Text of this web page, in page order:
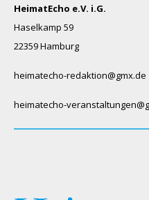
HeimatEcho e.V. i.G.
Haselkamp 59
22359 Hamburg
heimatecho-redaktion@gmx.de
heimatecho-